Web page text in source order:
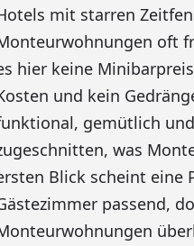
mit starren
oft
hier keine
und kein
gemütlich
was
Blick scheint eine
passend,